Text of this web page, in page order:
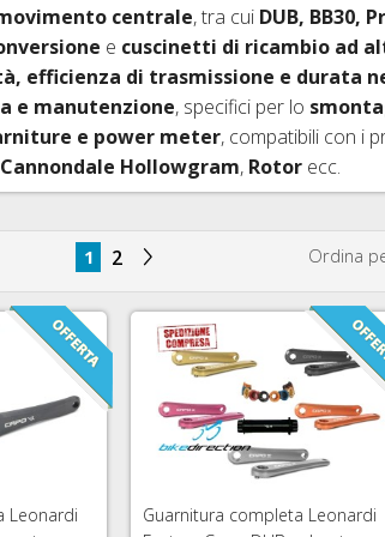
centrale, tra cui DUB, BB30,
e cuscinetti di ricambio ad
efficienza di trasmissione e durata
e manutenzione, specifici per lo
e power meter, compatibili con i
Cannondale Hollowgram, Rotor ecc.
1 2 Ordina
Leonardi
Guarnitura completa Leonardi